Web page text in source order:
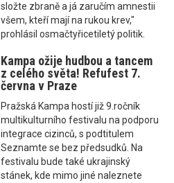
složte zbraně a já zaručím amnestii
všem, kteří mají na rukou krev,"
prohlásil osmačtyřicetiletý politik.
Kampa ožije hudbou a tancem
z celého světa! Refufest 7.
června v Praze
Pražská Kampa hostí již 9.ročník
multikulturního festivalu na podporu
integrace cizinců, s podtitulem
Seznamte se bez předsudků. Na
festivalu bude také ukrajinský
stánek, kde mimo jiné naleznete